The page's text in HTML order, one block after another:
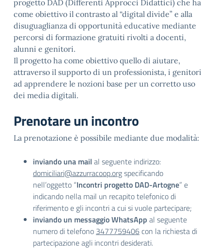
progetto DAD (Differenti Approcci Didattici) che ha
come obiettivo il contrasto al “digital divide” e alla
disuguaglianza di opportunità educative mediante
percorsi di formazione gratuiti rivolti a docenti,
alunni e genitori.
Il progetto ha come obiettivo quello di aiutare,
attraverso il supporto di un professionista, i genitori
ad apprendere le nozioni base per un corretto uso
dei media digitali.
Prenotare un incontro
La prenotazione è possibile mediante due modalità:
inviando una mail al seguente indirizzo:
domiciliari@azzurracoop.orgspecificando
nell’oggetto “Incontri progetto DAD-Artogne” e
indicando nella mail un recapito telefonico di
riferimento e gli incontri a cui si vuole partecipare;
inviando un messaggio WhatsApp al seguente
numero di telefono 3477759406 con la richiesta di
partecipazione agli incontri desiderati.